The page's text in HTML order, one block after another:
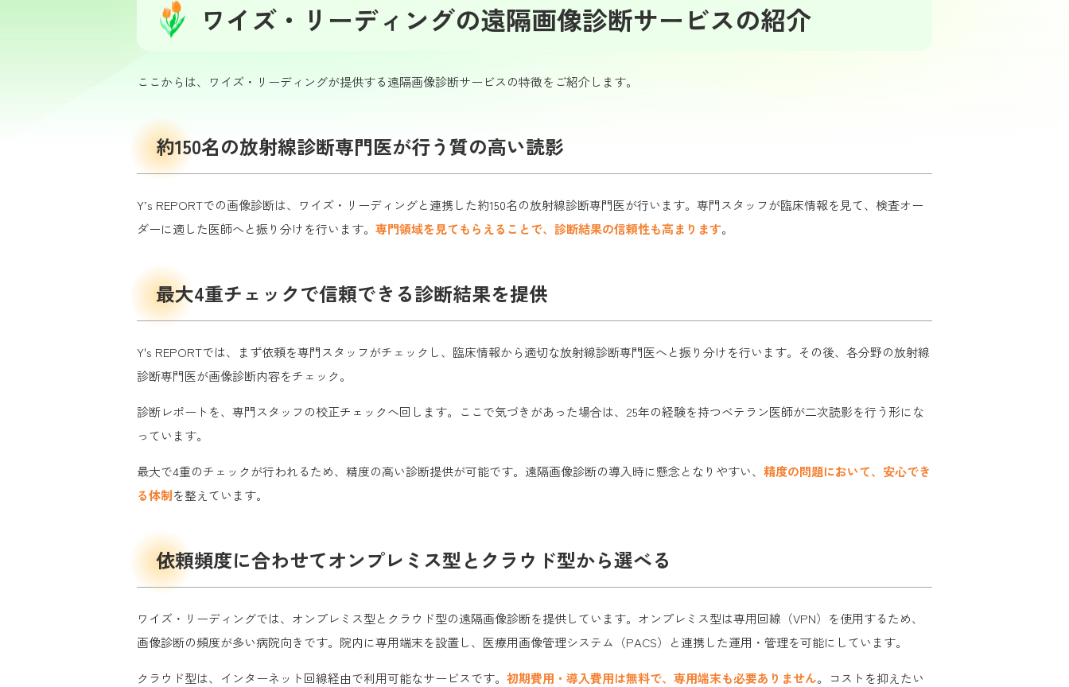
ワイズ・リーディングの遠隔画像診断サービスの紹介
ここからは、ワイズ・リーディングが提供する遠隔画像診断サービスの特徴をご紹介します。
約150名の放射線診断専門医が行う質の高い読影
Y’s REPORTでの画像診断は、ワイズ・リーディングと連携した約150名の放射線診断専門医が行います。専門スタッフが臨床情報を見て、検査オー
ダーに適した医師へと振り分けを行います。 専門領域を見てもらえることで、診断結果の信頼性も高まります。
最大4重チェックで信頼できる診断結果を提供
Y's REPORTでは、まず依頼を専門スタッフがチェックし、臨床情報から適切な放射線診断専門医へと振り分けを行います。その後、各分野の放射線
診断専門医が画像診断内容をチェック。
診断レポートを、専門スタッフの校正チェックへ回します。ここで気づきがあった場合は、25年の経験を持つベテラン医師が二次読影を行う形にな
っています。
最大で4重のチェックが行われるため、精度の高い診断提供が可能です。遠隔画像診断の導入時に懸念となりやすい、 精度の問題において、安心でき
る体制を整えています。
依頼頻度に合わせてオンプレミス型とクラウド型から選べる
ワイズ・リーディングでは、オンプレミス型とクラウド型の遠隔画像診断を提供しています。オンプレミス型は専用回線（VPN）を使用するため、
画像診断の頻度が多い病院向きです。院内に専用端末を設置し、医療用画像管理システム（PACS）と連携した運用・管理を可能にしています。
クラウド型は、インターネット回線経由で利用可能なサービスです。 初期費用・導入費用は無料で、専用端末も必要ありません。コストを抑えたい